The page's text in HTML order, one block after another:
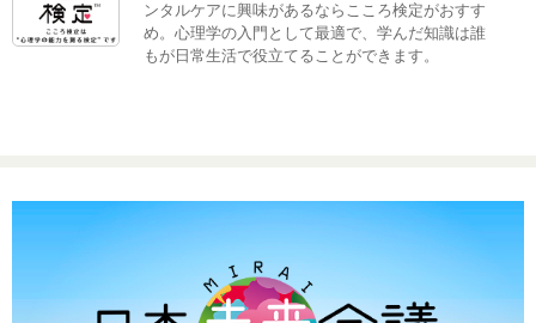
ンタルケアに興味があるならこころ検定がおすす
め。心理学の入門として最適で、学んだ知識は誰
もが日常生活で役立てることができます。